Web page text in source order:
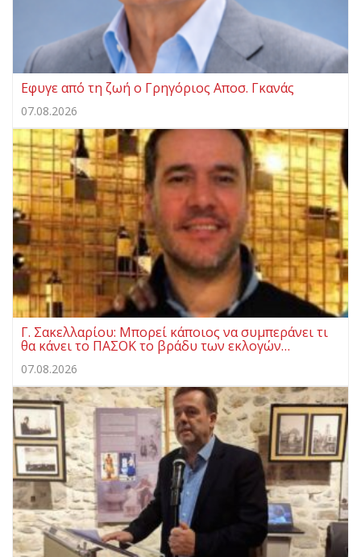
Eφυγε από τη ζωή ο Γρηγόριος Αποσ. Γκανάς
07.08.2026
Γ. Σακελλαρίου: Μπορεί κάποιος να συμπεράνει τι
θα κάνει το ΠΑΣΟΚ το βράδυ των εκλογών…
07.08.2026